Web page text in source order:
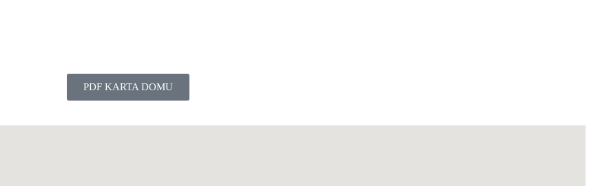
PDF KARTA DOMU